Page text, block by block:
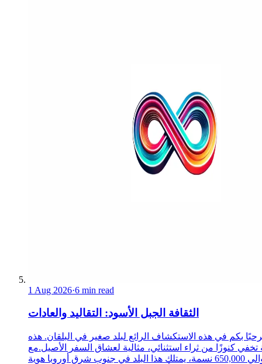
1 Aug 2026·6 min read
الثقافة الجبل الأسود: التقاليد والعادات
بكم في هذه الاستكشاف الرائع لبلد صغير في البلقان. هذه
تخفي كنوزًا من ثراء استثنائي، مثالية لعشاق السفر الأصيل.مع
حوالي 650,000 نسمة، يمتلك هذا البلد في جنوب شرق أوروبا هوية